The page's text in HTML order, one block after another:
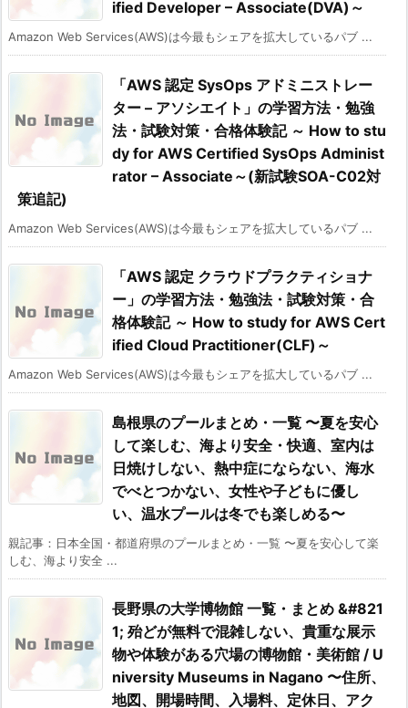
ified Developer – Associate(DVA)～
Amazon Web Services(AWS)は今最もシェアを拡大しているパブ ...
「AWS 認定 SysOps アドミニストレー
ター – アソシエイト」の学習方法・勉強
法・試験対策・合格体験記 ～ How to stu
dy for AWS Certified SysOps Administ
rator – Associate～(新試験SOA-C02対
策追記)
Amazon Web Services(AWS)は今最もシェアを拡大しているパブ ...
「AWS 認定 クラウドプラクティショナ
ー」の学習方法・勉強法・試験対策・合
格体験記 ～ How to study for AWS Cert
ified Cloud Practitioner(CLF)～
Amazon Web Services(AWS)は今最もシェアを拡大しているパブ ...
島根県のプールまとめ・一覧 〜夏を安心
して楽しむ、海より安全・快適、室内は
日焼けしない、熱中症にならない、海水
でべとつかない、女性や子どもに優し
い、温水プールは冬でも楽しめる〜
親記事：日本全国・都道府県のプールまとめ・一覧 〜夏を安心して楽
しむ、海より安全 ...
長野県の大学博物館 一覧・まとめ &#821
1; 殆どが無料で混雑しない、貴重な展示
物や体験がある穴場の博物館・美術館 / U
niversity Museums in Nagano 〜住所、
地図、開場時間、入場料、定休日、アク